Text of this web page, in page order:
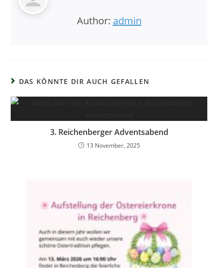
Author: admin
DAS KÖNNTE DIR AUCH GEFALLEN
3. Reichenberger Adventsabend
13 November, 2025